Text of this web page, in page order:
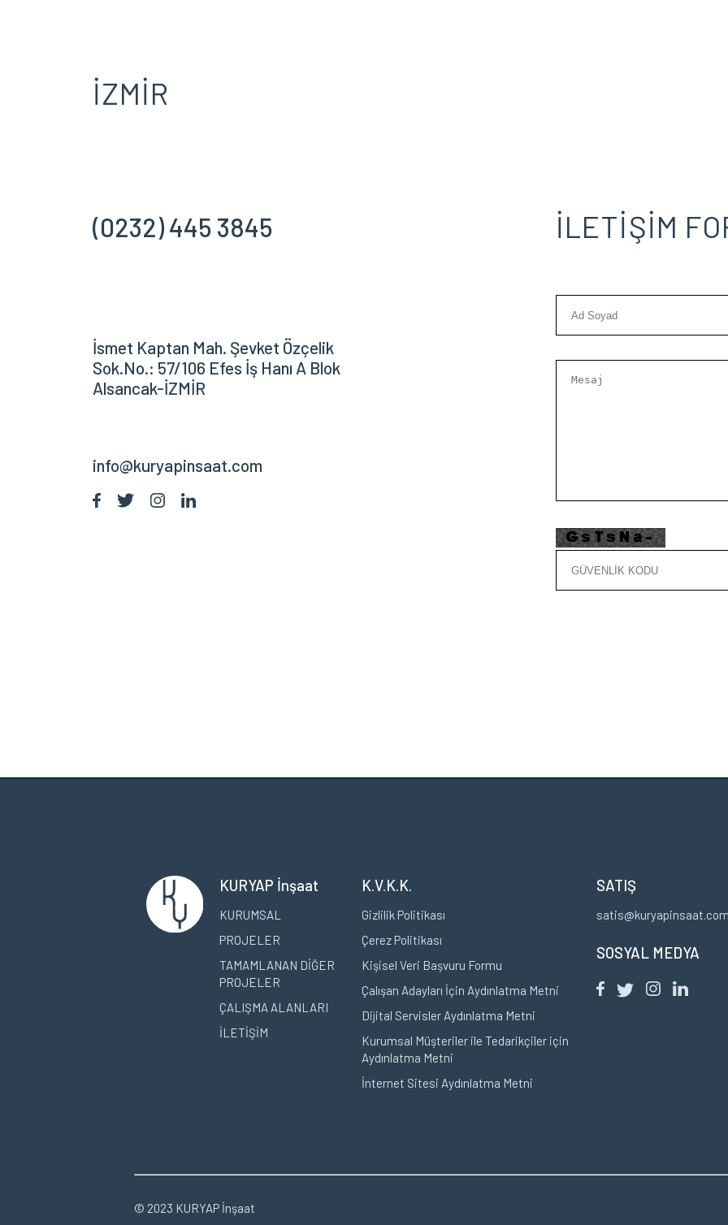
İZMİR
(0232) 445 3845
İsmet Kaptan Mah. Şevket Özçelik
Sok.No.: 57/106 Efes İş Hanı A Blok
Alsancak-İZMİR
info@kuryapinsaat.com
İLETİŞİM
KURYAP İnşaat
KURUMSAL
PROJELER
TAMAMLANAN DİĞER
PROJELER
ÇALIŞMA ALANLARI
İLETİŞİM
K.V.K.K.
Gizlilik Politikası
Çerez Politikası
Kişisel Veri Başvuru Formu
Çalışan Adayları İçin Aydınlatma Metni
Dijital Servisler Aydınlatma Metni
Kurumsal Müşteriler ile Tedarikçiler için
Aydınlatma Metni
İnternet Sitesi Aydınlatma Metni
SATIŞ
SOSYAL MEDYA
© 2023 KURYAP İnşaat